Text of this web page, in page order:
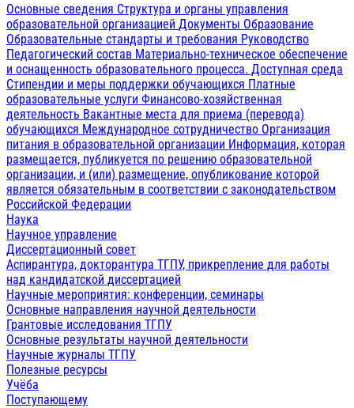
Основные сведения Структура и органы управления
образовательной организацией Документы Образование
Образовательные стандарты и требования Руководство
Педагогический состав Материально-техническое обеспечение
и оснащенность образовательного процесса. Доступная среда
Стипендии и меры поддержки обучающихся Платные
образовательные услуги Финансово-хозяйственная
деятельность Вакантные места для приема (перевода)
обучающихся Международное сотрудничество Организация
питания в образовательной организации Информация, которая
размещается, публикуется по решению образовательной
организации, и (или) размещение, опубликование которой
является обязательным в соответствии с законодательством
Российской Федерации
Наука
Научное управление
Диссертационный совет
Аспирантура, докторантура ТГПУ, прикрепление для работы
над кандидатской диссертацией
Научные мероприятия: конференции, семинары
Основные направления научной деятельности
Грантовые исследования ТГПУ
Основные результаты научной деятельности
Научные журналы ТГПУ
Полезные ресурсы
Учёба
Поступающему